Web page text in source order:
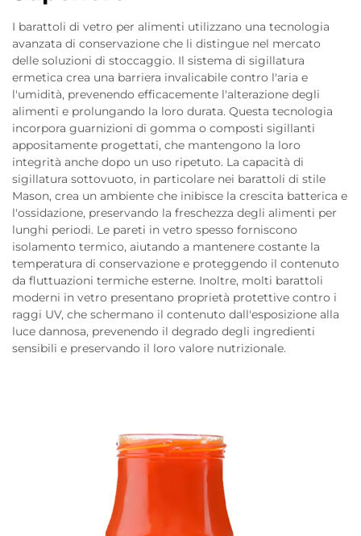
I barattoli di vetro per alimenti utilizzano una tecnologia
avanzata di conservazione che li distingue nel mercato
delle soluzioni di stoccaggio. Il sistema di sigillatura
ermetica crea una barriera invalicabile contro l'aria e
l'umidità, prevenendo efficacemente l'alterazione degli
alimenti e prolungando la loro durata. Questa tecnologia
incorpora guarnizioni di gomma o composti sigillanti
appositamente progettati, che mantengono la loro
integrità anche dopo un uso ripetuto. La capacità di
sigillatura sottovuoto, in particolare nei barattoli di stile
Mason, crea un ambiente che inibisce la crescita batterica e
l'ossidazione, preservando la freschezza degli alimenti per
lunghi periodi. Le pareti in vetro spesso forniscono
isolamento termico, aiutando a mantenere costante la
temperatura di conservazione e proteggendo il contenuto
da fluttuazioni termiche esterne. Inoltre, molti barattoli
moderni in vetro presentano proprietà protettive contro i
raggi UV, che schermano il contenuto dall'esposizione alla
luce dannosa, prevenendo il degrado degli ingredienti
sensibili e preservando il loro valore nutrizionale.